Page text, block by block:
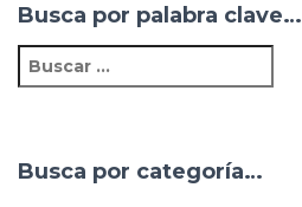
Busca por palabra clave…
Busca por categoría…